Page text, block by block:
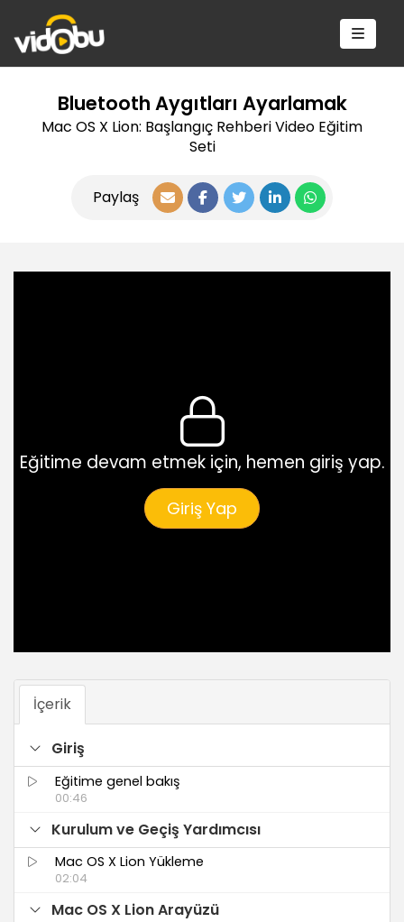
Bluetooth Aygıtları Ayarlamak
Mac OS X Lion: Başlangıç Rehberi Video Eğitim
Seti
Paylaş
Eğitime devam etmek için, hemen giriş yap.
Giriş Yap
İçerik
Giriş
Eğitime genel bakış
00:46
Kurulum ve Geçiş Yardımcısı
Mac OS X Lion Yükleme
02:04
Mac OS X Lion Arayüzü